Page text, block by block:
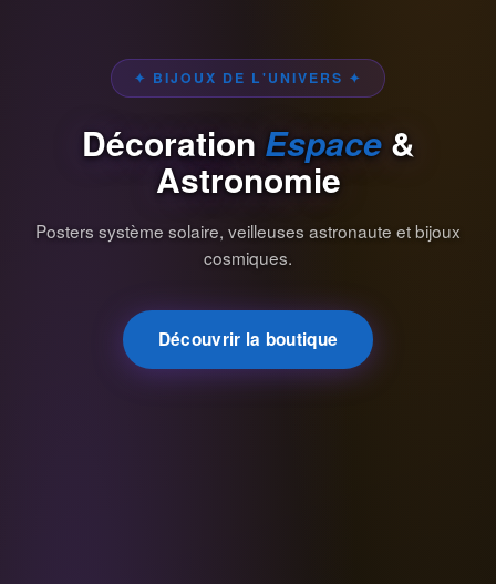
✦ BIJOUX DE L'UNIVERS ✦
Décoration Espace&
Astronomie
Posters système solaire, veilleuses astronaute et bijoux
cosmiques.
Découvrir la boutique